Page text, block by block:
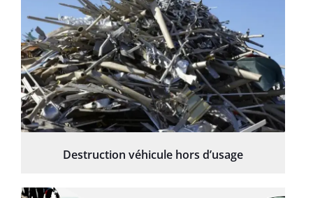
Destruction véhicule hors d’usage